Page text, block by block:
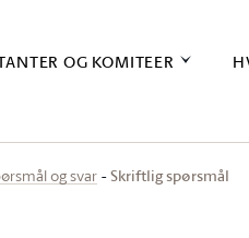
OG KOMITEER
og svar Skriftlig spørsmål